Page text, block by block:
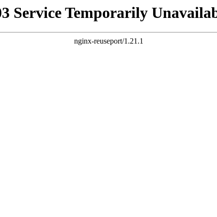
Service Temporarily
nginx-reuseport/1.21.1